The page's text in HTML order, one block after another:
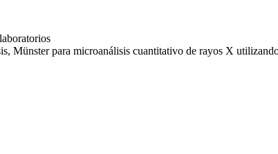
Münster para microanálisis cuantitativo de rayos X